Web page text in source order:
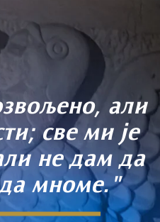
али
све ми је
не дам да
мноме."